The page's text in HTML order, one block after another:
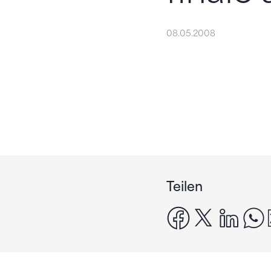
08.05.2008
Teilen
facebook
x